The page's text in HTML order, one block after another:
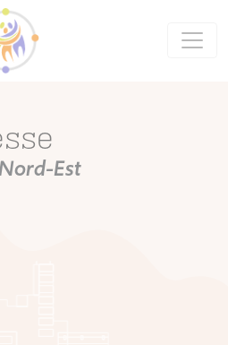
Est